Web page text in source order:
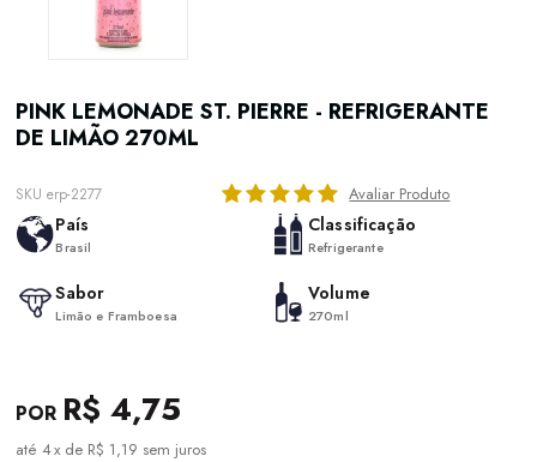
PINK LEMONADE ST. PIERRE - REFRIGERANTE
DE LIMÃO 270ML
SKU erp-2277 Avaliar Produto
País
Brasil
Classificação
Refrigerante
Sabor
Limão e Framboesa
Volume
270ml
R$ 4,75
4x de R$ 1,19 sem juros